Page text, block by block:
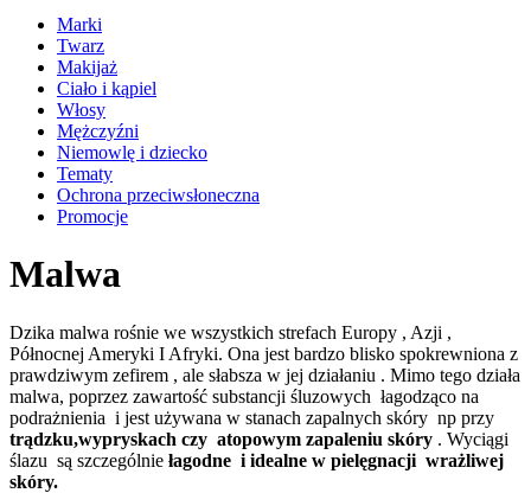
Marki
Twarz
Makijaż
Ciało i kąpiel
Włosy
Mężczyźni
Niemowlę i dziecko
Tematy
Ochrona przeciwsłoneczna
Promocje
Malwa
Dzika malwa rośnie we wszystkich strefach Europy , Azji ,
Północnej Ameryki I Afryki. Ona jest bardzo blisko spokrewniona z
prawdziwym zefirem , ale słabsza w jej działaniu . Mimo tego działa
malwa, poprzez zawartość substancji śluzowych łagodząco na
podrażnienia i jest używana w stanach zapalnych skóry np przy
trądzku,wypryskach czy atopowym zapaleniu skóry . Wyciągi
ślazu są szczególnie łagodne i idealne w pielęgnacji wrażliwej
skóry.